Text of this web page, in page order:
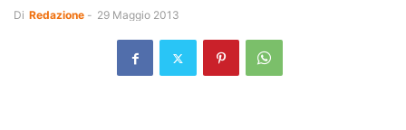
Di Redazione - 29 Maggio 2013